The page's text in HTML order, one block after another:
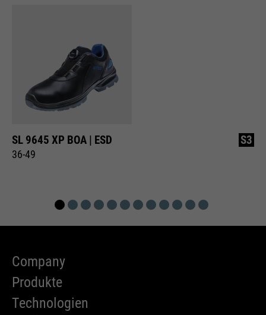
SL 9645 XP BOA | ESD
36-49
S3
Company
Produkte
Technologien